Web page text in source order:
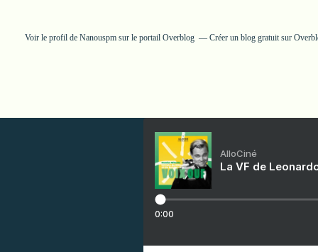
Voir le profil de Nanouspmsur le portail Overblog Créer un blog gratuit sur
AlloCiné
La VF de
0:00